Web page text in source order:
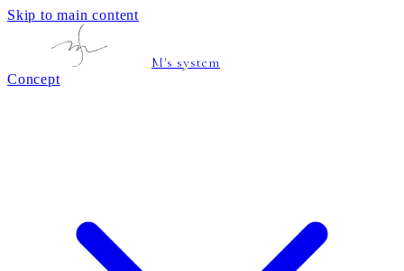
Skip to main content
M's system
Concept